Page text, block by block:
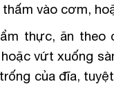
vào cơm,
thực, ăn theo
vứt xuống
của đĩa,